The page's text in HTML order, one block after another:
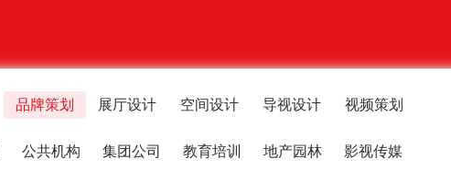
品牌策划 展厅设计 空间设计 导视设计 视频策划
公共机构 集团公司 教育培训 地产园林
影视传媒